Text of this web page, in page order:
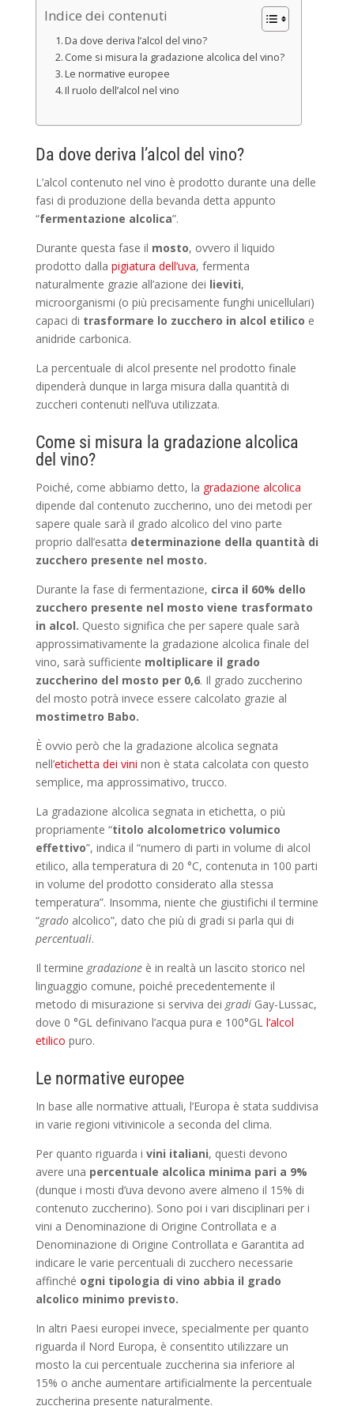
Indice dei contenuti
Da dove deriva l’alcol del vino?
Come si misura la gradazione alcolica del vino?
Le normative europee
Il ruolo dell’alcol nel vino
Da dove deriva l’alcol del vino?
L’alcol contenuto nel vino è prodotto durante una delle
fasi di produzione della bevanda detta appunto
“fermentazione alcolica”.
Durante questa fase il mosto, ovvero il liquido
prodotto dalla pigiatura dell’uva, fermenta
naturalmente grazie all’azione dei lieviti,
microorganismi (o più precisamente funghi unicellulari)
capaci di trasformare lo zucchero in alcol etilico e
anidride carbonica.
La percentuale di alcol presente nel prodotto finale
dipenderà dunque in larga misura dalla quantità di
zuccheri contenuti nell’uva utilizzata.
Come si misura la gradazione alcolica
del vino?
Poiché, come abbiamo detto, la gradazione alcolica
dipende dal contenuto zuccherino, uno dei metodi per
sapere quale sarà il grado alcolico del vino parte
proprio dall’esatta determinazione della quantità di
zucchero presente nel mosto.
Durante la fase di fermentazione, circa il 60% dello
zucchero presente nel mosto viene trasformato
in alcol. Questo significa che per sapere quale sarà
approssimativamente la gradazione alcolica finale del
vino, sarà sufficiente moltiplicare il grado
zuccherino del mosto per 0,6. Il grado zuccherino
del mosto potrà invece essere calcolato grazie al
mostimetro Babo.
È ovvio però che la gradazione alcolica segnata
nell’etichetta dei vini non è stata calcolata con questo
semplice, ma approssimativo, trucco.
La gradazione alcolica segnata in etichetta, o più
propriamente “titolo alcolometrico volumico
effettivo”, indica il “numero di parti in volume di alcol
etilico, alla temperatura di 20 °C, contenuta in 100 parti
in volume del prodotto considerato alla stessa
temperatura”. Insomma, niente che giustifichi il termine
“gradoalcolico”, dato che più di gradi si parla qui di
percentuali.
Il termine gradazioneè in realtà un lascito storico nel
linguaggio comune, poiché precedentemente il
metodo di misurazione si serviva dei gradi Gay-Lussac,
dove 0 °GL definivano l’acqua pura e 100°GL l’alcol
etilico puro.
Le normative europee
In base alle normative attuali, l’Europa è stata suddivisa
in varie regioni vitivinicole a seconda del clima.
Per quanto riguarda i vini italiani, questi devono
avere una percentuale alcolica minima pari a 9%
(dunque i mosti d’uva devono avere almeno il 15% di
contenuto zuccherino). Sono poi i vari disciplinari per i
vini a Denominazione di Origine Controllata e a
Denominazione di Origine Controllata e Garantita ad
indicare le varie percentuali di zucchero necessarie
affinché ogni tipologia di vino abbia il grado
alcolico minimo previsto.
In altri Paesi europei invece, specialmente per quanto
riguarda il Nord Europa, è consentito utilizzare un
mosto la cui percentuale zuccherina sia inferiore al
15% o anche aumentare artificialmente la percentuale
zuccherina presente naturalmente.